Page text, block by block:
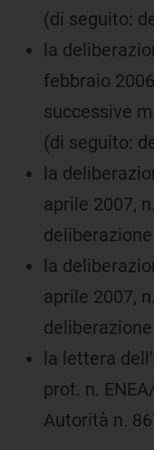
(di seguito:
la
febbraio
successive
(di seguito:
la
aprile 2007,
la
aprile 2007,
la lettera
prot. n.
Autorità n.